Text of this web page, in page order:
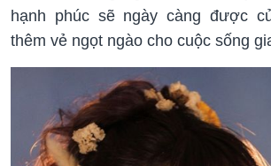
hạnh phúc sẽ ngày càng được
thêm vẻ ngọt ngào cho cuộc sống